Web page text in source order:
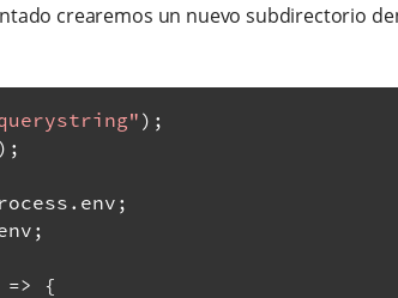
crearemos un nuevo subdirectorio
);
);
. env ;
;
=>
{